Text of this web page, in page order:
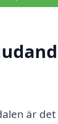
är